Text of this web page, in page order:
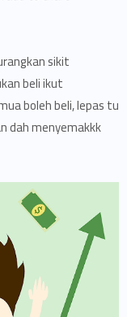
sikit
beli ikut
boleh beli, lepas tu
dah menyemakkk